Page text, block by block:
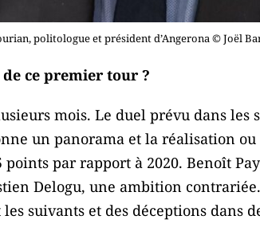
politologue et président d’Angerona © Joël
ce premier tour ?
mois. Le duel prévu dans les
un panorama et la réalisation ou
points par rapport à 2020. Benoît
Delogu, une ambition
suivants et des déceptions dans